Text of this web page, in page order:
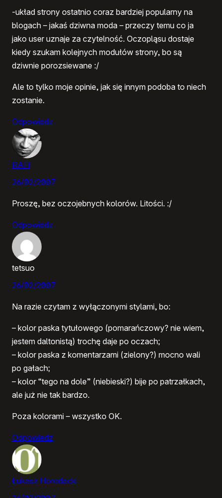
-układ strony ostatnio coraz bardziej popularny na
blogach – jakaś dziwna moda – przeczy temu co ja
jako user uznaje za czytelność. Oczopląsu dostaje
kiedy szukam kolejnych modułów strony, bo są
dziwnie porozsiewane :/
Ale to tylko moje opinie, jak się innym podoba to niech
zostanie.
Odpowiedz
RAFi
26/02/2007
Proszę, bez oczojebnych kolorów. Litości. :/
Odpowiedz
tetsuo
26/02/2007
Na razie czytam z wyłączonymi stylami, bo:
– kolor paska tytułowego (pomarańczowy? nie wiem,
jestem daltonistą) trochę daje po oczach;
– kolor paska z komentarzami (zielony?) mocno wali
po gałach;
– kolor “tego na dole” (niebieski?) bije po patrzałkach,
ale już nie tak bardzo.
Poza kolorami – wszystko OK.
Odpowiedz
Łukasz Horodecki